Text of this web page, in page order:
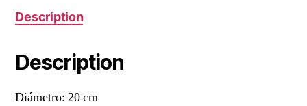
Description
Description
Diámetro: 20 cm